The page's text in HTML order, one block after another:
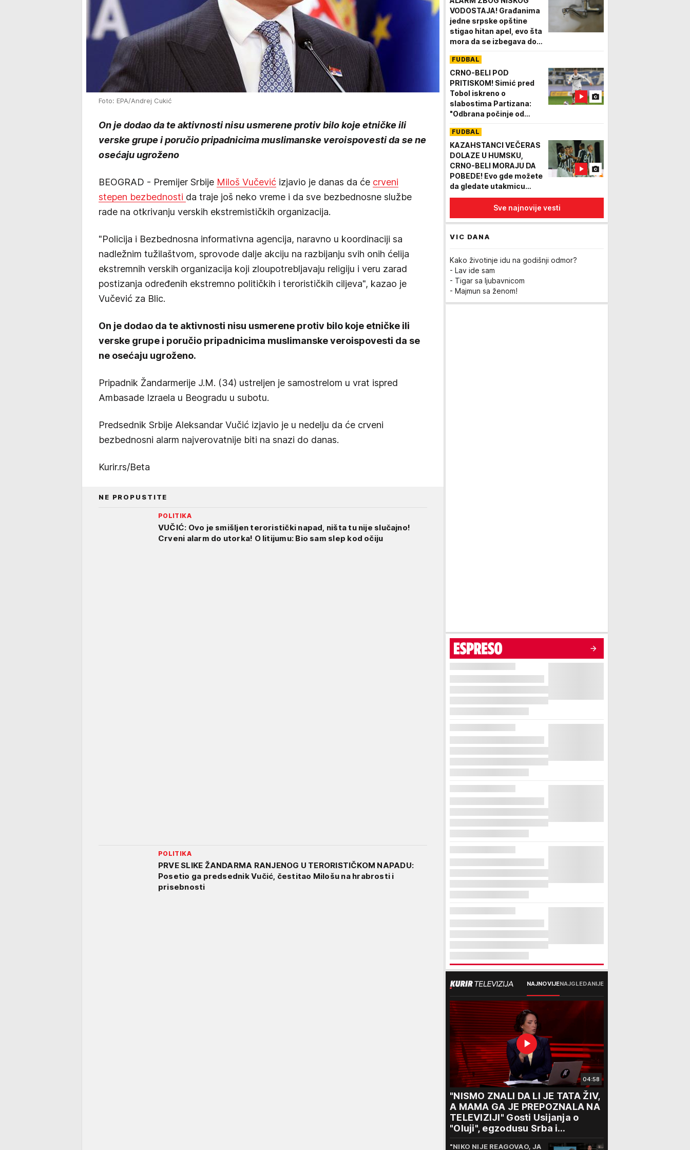
Foto: EPA/Andrej Cukić
On je dodao da te aktivnosti nisu usmerene protiv bilo koje etničke ili
verske grupe i poručio pripadnicima muslimanske veroispovesti da se ne
osećaju ugroženo
BEOGRAD - Premijer Srbije Miloš Vučević izjavio je danas da će crveni
stepen bezbednosti da traje još neko vreme i da sve bezbednosne službe
rade na otkrivanju verskih ekstremističkih organizacija.
"Policija i Bezbednosna informativna agencija, naravno u koordinaciji sa
nadležnim tužilaštvom, sprovode dalje akciju na razbijanju svih onih ćelija
ekstremnih verskih organizacija koji zloupotrebljavaju religiju i veru zarad
postizanja određenih ekstremno političkih i terorističkih ciljeva", kazao je
Vučević za Blic.
On je dodao da te aktivnosti nisu usmerene protiv bilo koje etničke ili
verske grupe i poručio pripadnicima muslimanske veroispovesti da se
ne osećaju ugroženo.
Pripadnik Žandarmerije J.M. (34) ustreljen je samostrelom u vrat ispred
Ambasade Izraela u Beogradu u subotu.
Predsednik Srbije Aleksandar Vučić izjavio je u nedelju da će crveni
bezbednosni alarm najverovatnije biti na snazi do danas.
Kurir.rs/Beta
NE PROPUSTITE
POLITIKA
VUČIĆ: Ovo je smišljen teroristički napad, ništa tu nije slučajno!
Crveni alarm do utorka! O litijumu: Bio sam slep kod očiju
POLITIKA
PRVE SLIKE ŽANDARMA RANJENOG U TERORISTIČKOM NAPADU:
Posetio ga predsednik Vučić, čestitao Milošu na hrabrosti i
prisebnosti
VODOSTAJA! Građanima
jedne srpske opštine
stigao hitan apel, evo šta
mora da se izbegava dok
FUDBAL
CRNO-BELI POD
PRITISKOM! Simić pred
Tobol iskreno o
slabostima Partizana:
"Odbrana počinje od
FUDBAL
KAZAHSTANCI VEČERAS
DOLAZE U HUMSKU,
CRNO-BELI MORAJU DA
POBEDE! Evo gde možete
da gledate utakmicu
Partizan - Tobol!
Sve najnovije vesti
VIC DANA
Kako životinje idu na godišnji odmor?
- Lav ide sam
- Tigar sa ljubavnicom
- Majmun sa ženom!
NAJNOVIJENAJGLEDANIJE
04:58
"NISMO ZNALI DA LI JE TATA ŽIV,
A MAMA GA JE PREPOZNALA NA
TELEVIZIJI" Gosti Usijanja o
"Oluji", egzodusu Srba i
stravičnim svedočenjima
"NIKO NIJE REAGOVAO, JA